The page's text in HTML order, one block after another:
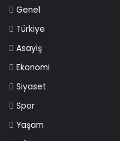
Genel
Türkiye
Asayiş
Ekonomi
Siyaset
Spor
Yaşam